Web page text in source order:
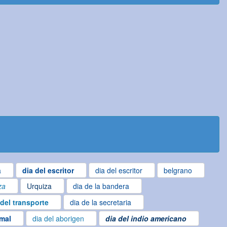
dia del escritor dia del escritor
belgrano
Urquiza
dia de la bandera
transporte
dia de la secretaria
dia del aborigen dia del indio americano